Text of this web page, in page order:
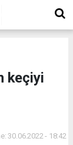
keçiyi
30.06.2022 - 18:42